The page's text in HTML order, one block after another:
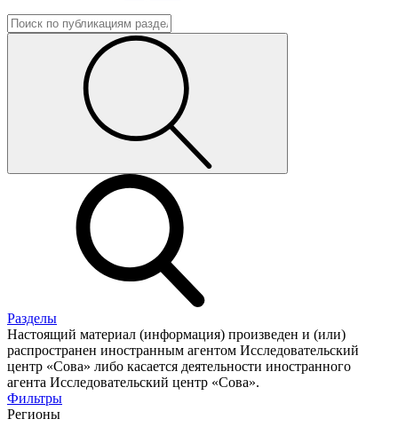
Разделы
Настоящий материал (информация) произведен и (или)
распространен иностранным агентом Исследовательский
центр «Сова» либо касается деятельности иностранного
агента Исследовательский центр «Сова».
Фильтры
Регионы